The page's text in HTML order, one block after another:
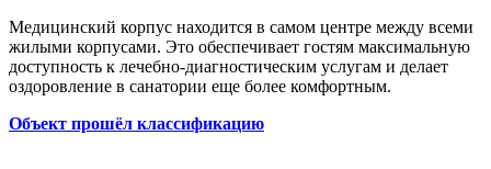
Медицинский корпус находится в самом центре между всеми
жилыми корпусами. Это обеспечивает гостям максимальную
доступность к лечебно-диагностическим услугам и делает
оздоровление в санатории еще более комфортным.
Объект прошёл классификацию